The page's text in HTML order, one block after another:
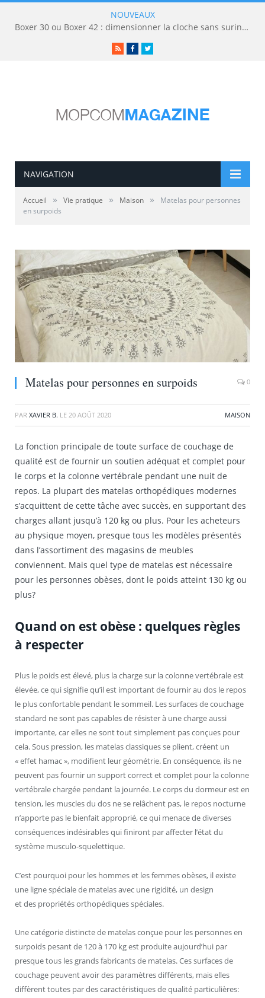
NOUVEAUX
Boxer 30 ou Boxer 42 : dimensionner la cloche sans surinvestir
RSSFacebookTwitter
NAVIGATION
Accueil » Vie pratique » Maison »
Matelas pour personnes
en surpoids
Matelas pour personnes en surpoids 0
PAR XAVIER B. LE 20 AOÛT 2020 MAISON
La fonction principale de toute surface de couchage de
qualité est de fournir un soutien adéquat et complet pour
le corps et la colonne vertébrale pendant une nuit de
repos. La plupart des matelas orthopédiques modernes
s’acquittent de cette tâche avec succès, en supportant des
charges allant jusqu’à 120 kg ou plus. Pour les acheteurs
au physique moyen, presque tous les modèles présentés
dans l’assortiment des magasins de meubles
conviennent. Mais quel type de matelas est nécessaire
pour les personnes obèses, dont le poids atteint 130 kg ou
plus?
Quand on est obèse : quelques règles
à respecter
Plus le poids est élevé, plus la charge sur la colonne vertébrale est
élevée, ce qui signifie qu’il est important de fournir au dos le repos
le plus confortable pendant le sommeil. Les surfaces de couchage
standard ne sont pas capables de résister à une charge aussi
importante, car elles ne sont tout simplement pas conçues pour
cela. Sous pression, les matelas classiques se plient, créent un
« effet hamac », modifient leur géométrie. En conséquence, ils ne
peuvent pas fournir un support correct et complet pour la colonne
vertébrale chargée pendant la journée. Le corps du dormeur est en
tension, les muscles du dos ne se relâchent pas, le repos nocturne
n’apporte pas le bienfait approprié, ce qui menace de diverses
conséquences indésirables qui finiront par affecter l’état du
système musculo-squelettique.
C’est pourquoi pour les hommes et les femmes obèses, il existe
une ligne spéciale de matelas avec une rigidité, un design
et des propriétés orthopédiques spéciales.
Une catégorie distincte de matelas conçue pour les personnes en
surpoids pesant de 120 à 170 kg est produite aujourd’hui par
presque tous les grands fabricants de matelas. Ces surfaces de
couchage peuvent avoir des paramètres différents, mais elles
diffèrent toutes par des caractéristiques de qualité particulières: